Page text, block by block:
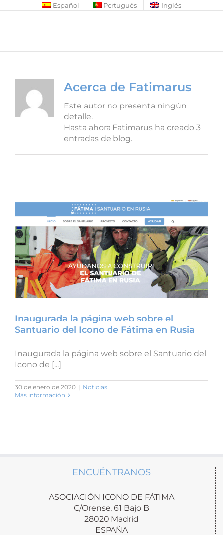
Español Portugués Inglés
Acerca de Fatimarus
Este autor no presenta ningún
detalle.
Hasta ahora Fatimarus ha creado 3
entradas de blog.
Inaugurada la página web sobre el
Santuario del Icono de Fátima en Rusia
Inaugurada la página web sobre el Santuario del
Icono de [...]
30 de enero de 2020 | Noticias
Más información
ENCUÉNTRANOS
ASOCIACIÓN ICONO DE FÁTIMA
C/Orense, 61 Bajo B
28020 Madrid
ESPAÑA